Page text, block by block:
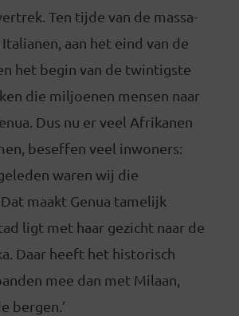
Ten tijde van de massa-
aan het eind van de
het begin van de twintigste
die miljoenen mensen naar
Dus nu er veel Afrikanen
beseffen veel inwoners:
waren wij die
maakt Genua tamelijk
ligt met haar gezicht naar de
Daar heeft het historisch
mee dan met Milaan,
bergen.’